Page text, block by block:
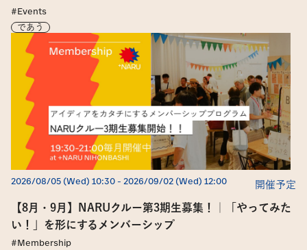
#Events
であう
2026/08/05 (Wed) 10:30 - 2026/09/02 (Wed) 12:00 開催予定
【8月・9月】NARUクルー第3期生募集！｜「やってみた
い！」を形にするメンバーシップ
#Membership